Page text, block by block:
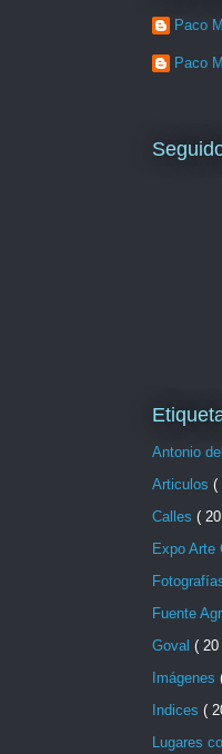
Paco
Paco
Antonio
Articulos (
Calles (
Expo Arte
Fuente
Goval ( 20
Imágenes
Indices (
Lugares